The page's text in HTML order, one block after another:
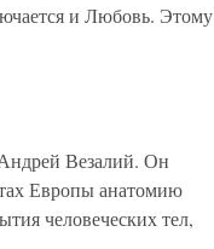
и Любовь. Этому
Везалий. Он
Европы анатомию
человеческих тел,